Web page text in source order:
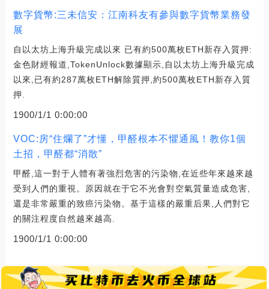
數字貨幣:三未信安：江南科友有參與數字貨幣業務發
展
自以太坊上海升級完成以來 已有約500萬枚ETH新存入質押:
金色財經報道,TokenUnlock數據顯示,自以太坊上海升級完成
以來,已有約287萬枚ETH解除質押,約500萬枚ETH新存入質
押.
1900/1/1 0:00:00
VOC:房“住爛了”才懂，甲醛根本不懼通風！教你1個
土招，甲醛都“消散”
甲醛,這一對于人體有著強烈危害的污染物,在近些年來越來越
受到人們的重視。原因就在于它不光會對空氣質量造成危害,
還是非常嚴重的致癌污染物。基于這樣的嚴重后果,人們對它
的關注程度自然越來越高.
1900/1/1 0:00:00